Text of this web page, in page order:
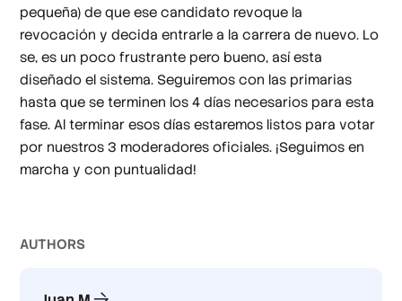
pequeña) de que ese candidato revoque la
revocación y decida entrarle a la carrera de nuevo. Lo
se, es un poco frustrante pero bueno, así esta
diseñado el sistema. Seguiremos con las primarias
hasta que se terminen los 4 días necesarios para esta
fase. Al terminar esos días estaremos listos para votar
por nuestros 3 moderadores oficiales. ¡Seguimos en
marcha y con puntualidad!
AUTHORS